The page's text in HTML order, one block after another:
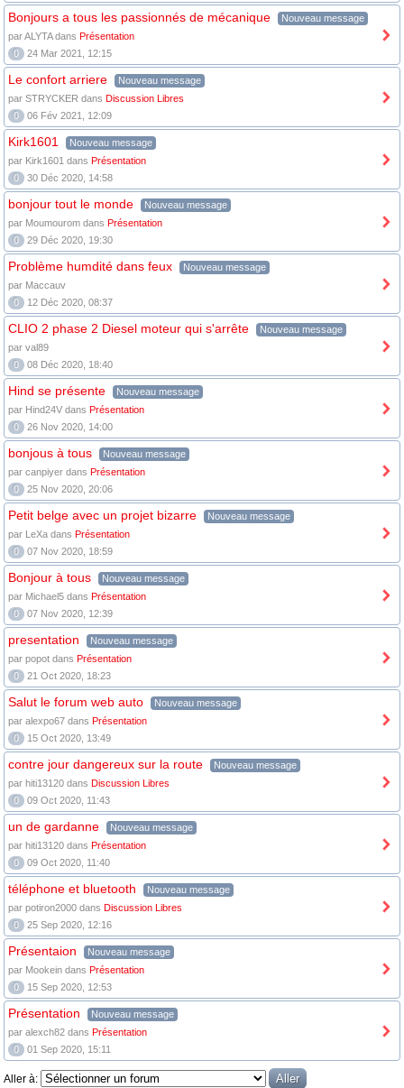
Bonjours a tous les passionnés de mécanique
Nouveau message
par ALYTA dans Présentation
0
24 Mar 2021, 12:15
Le confort arriere
Nouveau message
par STRYCKER dans Discussion Libres
0
06 Fév 2021, 12:09
Kirk1601
Nouveau message
par Kirk1601 dans Présentation
0
30 Déc 2020, 14:58
bonjour tout le monde
Nouveau message
par Moumourom dans Présentation
0
29 Déc 2020, 19:30
Problème humdité dans feux
Nouveau message
par Maccauv
0
12 Déc 2020, 08:37
CLIO 2 phase 2 Diesel moteur qui s'arrête
Nouveau message
par val89
0
08 Déc 2020, 18:40
Hind se présente
Nouveau message
par Hind24V dans Présentation
0
26 Nov 2020, 14:00
bonjous à tous
Nouveau message
par canpiyer dans Présentation
0
25 Nov 2020, 20:06
Petit belge avec un projet bizarre
Nouveau message
par LeXa dans Présentation
0
07 Nov 2020, 18:59
Bonjour à tous
Nouveau message
par Michael5 dans Présentation
0
07 Nov 2020, 12:39
presentation
Nouveau message
par popot dans Présentation
0
21 Oct 2020, 18:23
Salut le forum web auto
Nouveau message
par alexpo67 dans Présentation
0
15 Oct 2020, 13:49
contre jour dangereux sur la route
Nouveau message
par hiti13120 dans Discussion Libres
0
09 Oct 2020, 11:43
un de gardanne
Nouveau message
par hiti13120 dans Présentation
0
09 Oct 2020, 11:40
téléphone et bluetooth
Nouveau message
par potiron2000 dans Discussion Libres
0
25 Sep 2020, 12:16
Présentaion
Nouveau message
par Mookein dans Présentation
0
15 Sep 2020, 12:53
Présentation
Nouveau message
par alexch82 dans Présentation
0
01 Sep 2020, 15:11
Aller à: